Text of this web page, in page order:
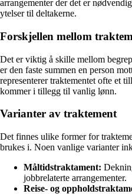
arrangementer der det er
ytelser til deltakerne.
Forskjellen mellom
Det er viktig å skille mellom
er den faste summen en person
representerer traktementet ofte et
kommer i tillegg til vanlig lønn.
Varianter av traktement
Det finnes ulike former for
brukes i. Noen vanlige varianter
Måltidstraktament:
jobbrelaterte arrangementer.
Reise- og